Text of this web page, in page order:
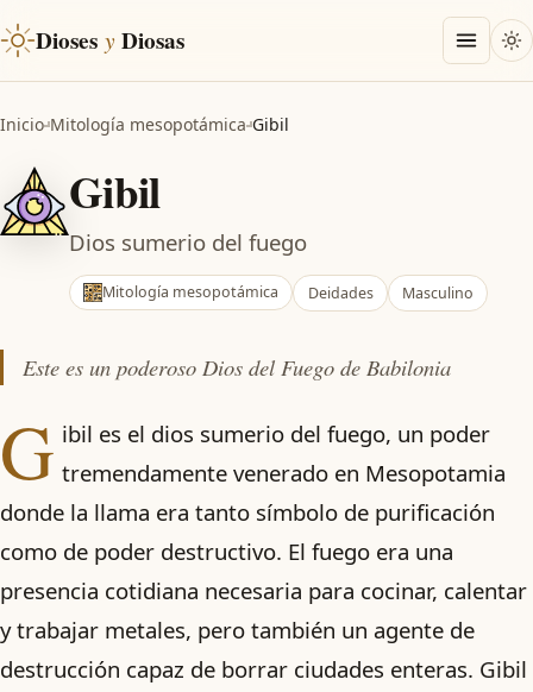
Dioses y Diosas
Inicio Mitología mesopotámica Gibil
Gibil
Dios sumerio del fuego
Mitología mesopotámica Deidades Masculino
Este es un poderoso Dios del Fuego de Babilonia
G ibil es el dios sumerio del fuego, un poder
tremendamente venerado en Mesopotamia
donde la llama era tanto símbolo de purificación
como de poder destructivo. El fuego era una
presencia cotidiana necesaria para cocinar, calentar
y trabajar metales, pero también un agente de
destrucción capaz de borrar ciudades enteras. Gibil